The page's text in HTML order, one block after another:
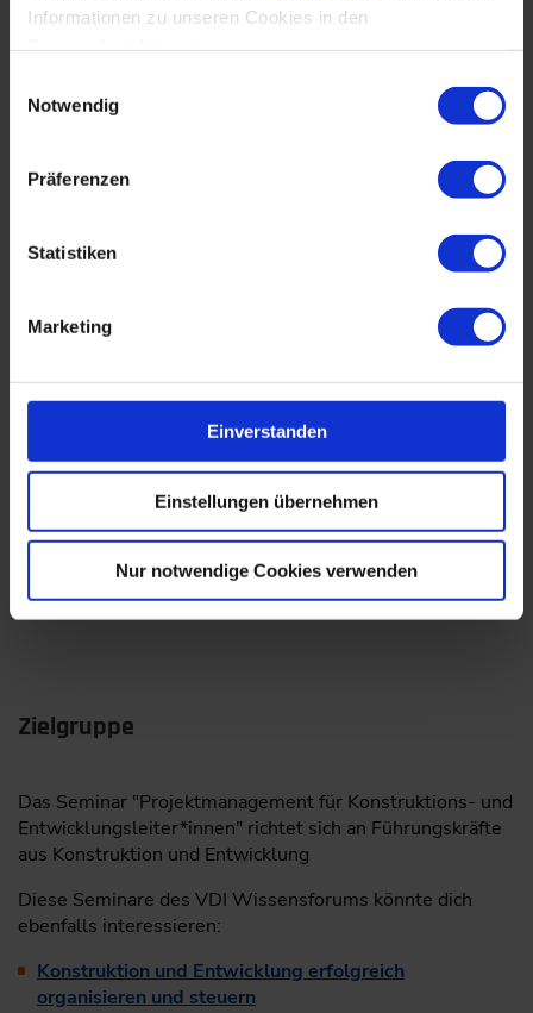
Informationen zu unseren Cookies in den
Notwendig
Präferenzen
Statistiken
Marketing
Einverstanden
Einstellungen übernehmen
Nur notwendige Cookies verwenden
Anforderungsanalyse und Zieldefinition
Kapazitäts- und Einsatzplanung
Programm-PDF Herunterladen
Die Seminarinhalte werden in klarer und strukturierter
Form dargestellt und übermittelt. Alle Themen werden
mit zahlreichen Beispielen aus der Praxis ergänzt. Dabei
erhalerhältst du fortlaufend Gelegenheit, deine
individuellen Fälle und Begebenheiten zu reflektieren
und zu besprechen. Anhand von Übungsbeispielen in
kleinen Arbeitsgruppen werden die Inhalte vertieft und
alle praxisorientierten Fragen beantwortet.
Zielgruppe
Das Seminar "Projektmanagement für Konstruktions- und
Entwicklungsleiter*innen" richtet sich an Führungskräfte
aus Konstruktion und Entwicklung
Diese Seminare des VDI Wissensforums könnte dich
ebenfalls interessieren:
Konstruktion und Entwicklung erfolgreich
organisieren und steuern